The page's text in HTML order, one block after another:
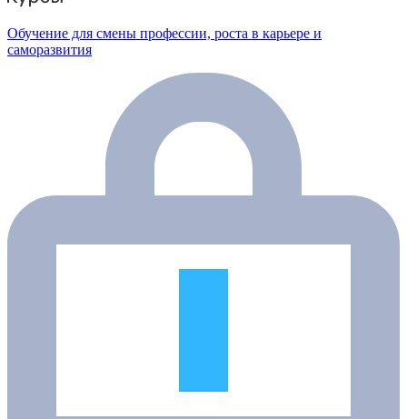
Обучение для смены профессии, роста в карьере и
саморазвития